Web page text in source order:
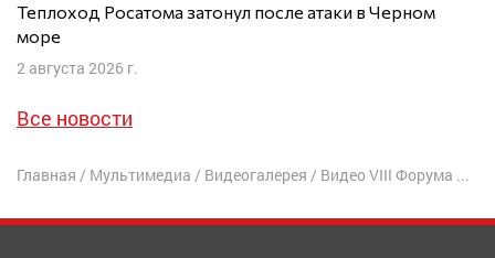
Теплоход Росатома затонул после атаки в Черном
море
2 августа 2026 г.
Все новости
Главная / Мультимедиа / Видеогалерея / Видео VIII Форума